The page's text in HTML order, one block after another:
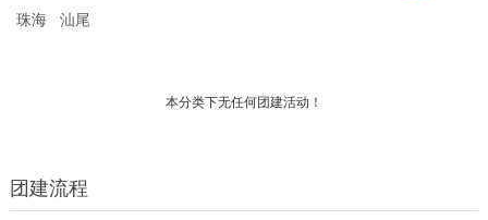
珠海 汕尾
本分类下无任何团建活动！
团建流程